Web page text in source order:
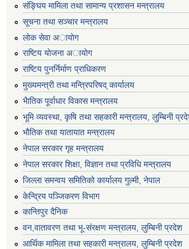
संङ्घिय मामिला तथा सामान्य प्रशासन मन्त्रालय
सूचना तथा सञ्चार मन्त्रालय
लाेक सेवा अायाेग
राष्टिय याेजना अायाेग
राष्टिय पुनर्निर्माण प्राधिकरण
मुख्यमन्त्री तथा मन्त्रिपरिषद् कार्यालय
भैातिक पूर्वाधार विकास मन्त्रालय
भूमि व्यवस्था, कृषि तथा सहकारी मन्त्रालय, लु्म्बिनी
भाैतिक तथा यातायात मन्त्रालय
नेपाल सरकार गृह मन्त्रालय
नेपाल सरकार शिक्षा, विज्ञान तथा प्रविधि मन्त्रालय
जिल्ला समन्वय समितिको कार्यालय गुल्मी, नेपाल
केन्द्रिय पञ्जिकरण विभाग
कान्तिपुर दैनिक
वन,वातावरण तथा भू-संरक्षण मन्त्रालय, लुम्बिनी प्रदेश
आर्थिक मामिला तथा सहकारी मन्त्रालय, लुम्बिनी प्रदेश